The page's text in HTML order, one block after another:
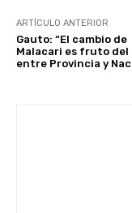
ARTÍCULO ANTERIOR
Gauto: “El cambio de
Malacari es fruto del
entre Provincia y